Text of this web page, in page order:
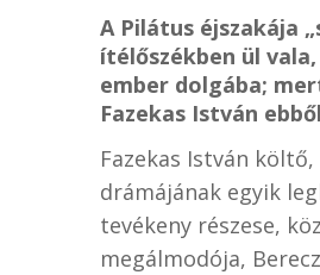
A Pilátus éjszakája
ítélőszékben ül
ember dolgába;
Fazekas István
Fazekas István
drámájának egyik
tevékeny részese,
megálmodója,